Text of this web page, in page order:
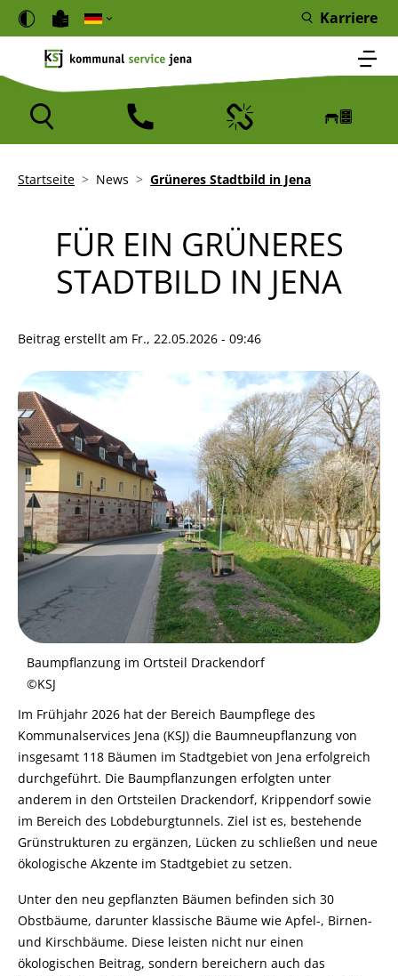
Direkt zum Inhalt Karriere
Icon Icon Icon Icon
Pfadnavigation
Startseite News Grüneres Stadtbild in Jena
FÜR EIN GRÜNERES
STADTBILD IN JENA
Beitrag erstellt am Fr., 22.05.2026 - 09:46
Bild
Baumpflanzung im Ortsteil Drackendorf
©KSJ
Im Frühjahr 2026 hat der Bereich Baumpflege des
Kommunalservices Jena (KSJ) die Baumneupflanzung von
insgesamt 118 Bäumen im Stadtgebiet von Jena erfolgreich
durchgeführt. Die Baumpflanzungen erfolgten unter
anderem in den Ortsteilen Drackendorf, Krippendorf sowie
im Bereich des Lobdeburgtunnels. Ziel ist es, bestehende
Grünstrukturen zu ergänzen, Lücken zu schließen und neue
ökologische Akzente im Stadtgebiet zu setzen.
Unter den neu gepflanzten Bäumen befinden sich 30
Obstbäume, darunter klassische Bäume wie Apfel-, Birnen-
und Kirschbäume. Diese leisten nicht nur einen
ökologischen Beitrag, sondern bereichern auch das
Cookie-Einstellungen